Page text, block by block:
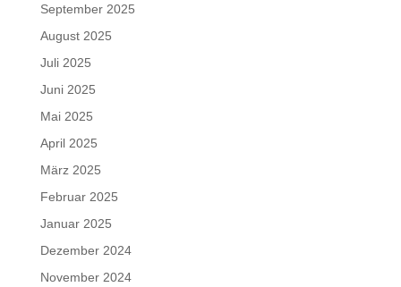
September 2025
August 2025
Juli 2025
Juni 2025
Mai 2025
April 2025
März 2025
Februar 2025
Januar 2025
Dezember 2024
November 2024